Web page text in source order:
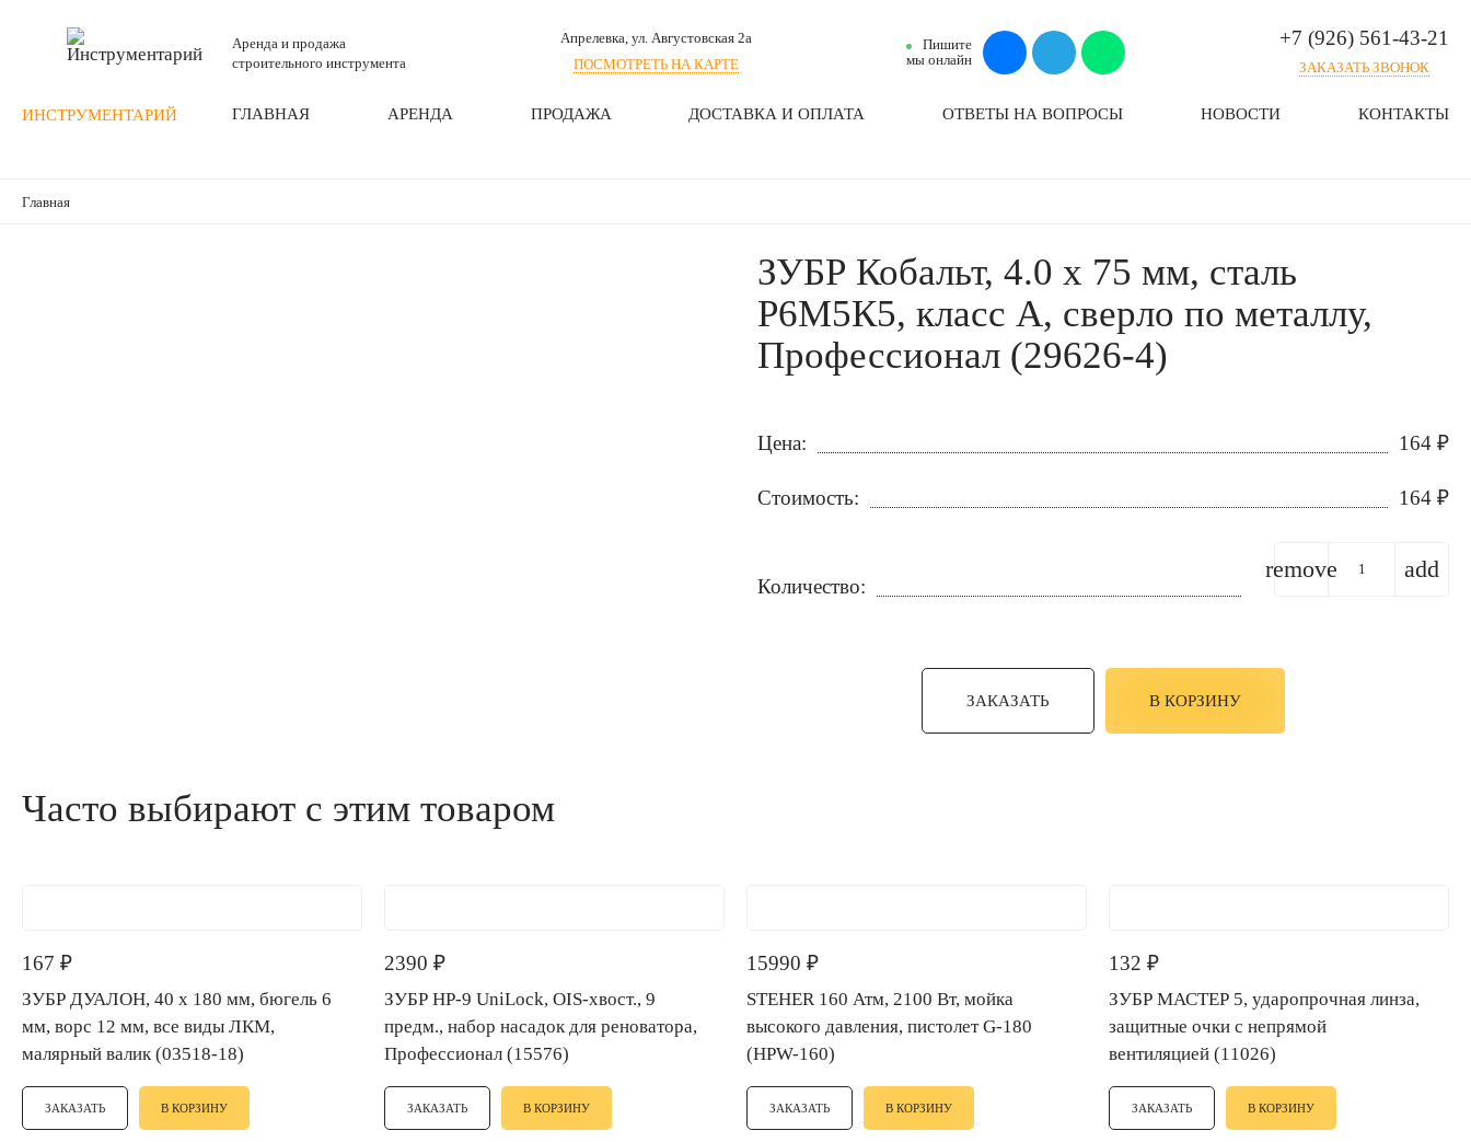
ИНСТРУМЕНТАРИЙ
Аренда и продажа
строительного инструмента
Апрелевка, ул. Августовская 2а
ПОСМОТРЕТЬ НА КАРТЕ
Пишите
мы онлайн
+7 (926) 561-43-21
ЗАКАЗАТЬ ЗВОНОК
ГЛАВНАЯ АРЕНДА ПРОДАЖА ДОСТАВКА И ОПЛАТА ОТВЕТЫ НА ВОПРОСЫ НОВОСТИ КОНТАКТЫ
Главная
ЗУБР Кобальт, 4.0 х 75 мм, сталь
Р6М5К5, класс А, сверло по металлу,
Профессионал (29626-4)
Цена: 164 ₽
Стоимость: 164 ₽
Количество:
remove add
ЗАКАЗАТЬ В КОРЗИНУ
Часто выбирают с этим товаром
167 ₽
ЗУБР ДУАЛОН, 40 х 180 мм, бюгель 6
мм, ворс 12 мм, все виды ЛКМ,
малярный валик (03518-18)
ЗАКАЗАТЬ В КОРЗИНУ
2390 ₽
ЗУБР НР-9 UniLock, OIS-хвост., 9
предм., набор насадок для реноватора,
Профессионал (15576)
ЗАКАЗАТЬ В КОРЗИНУ
15990 ₽
STEHER 160 Атм, 2100 Вт, мойка
высокого давления, пистолет G-180
(HPW-160)
ЗАКАЗАТЬ В КОРЗИНУ
132 ₽
ЗУБР МАСТЕР 5, ударопрочная линза,
защитные очки с непрямой
вентиляцией (11026)
ЗАКАЗАТЬ В КОРЗИНУ